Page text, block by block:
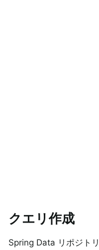
クエリ作成
Spring Data リポジト